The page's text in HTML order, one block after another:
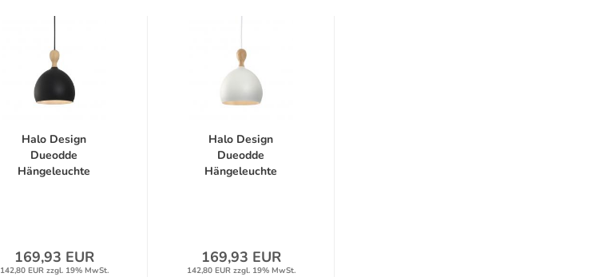
Halo Design
Dueodde
Hängeleuchte
169,93 EUR
142,80 EUR zzgl. 19% MwSt.
Halo Design
Dueodde
Hängeleuchte
169,93 EUR
142,80 EUR zzgl. 19% MwSt.